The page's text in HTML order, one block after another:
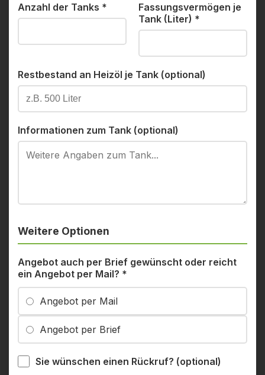
Anzahl der Tanks *
Fassungsvermögen je
Tank (Liter) *
Restbestand an Heizöl je Tank (optional)
Informationen zum Tank (optional)
Weitere Optionen
Angebot auch per Brief gewünscht oder reicht
ein Angebot per Mail? *
Angebot per Mail
Angebot per Brief
Sie wünschen einen Rückruf? (optional)